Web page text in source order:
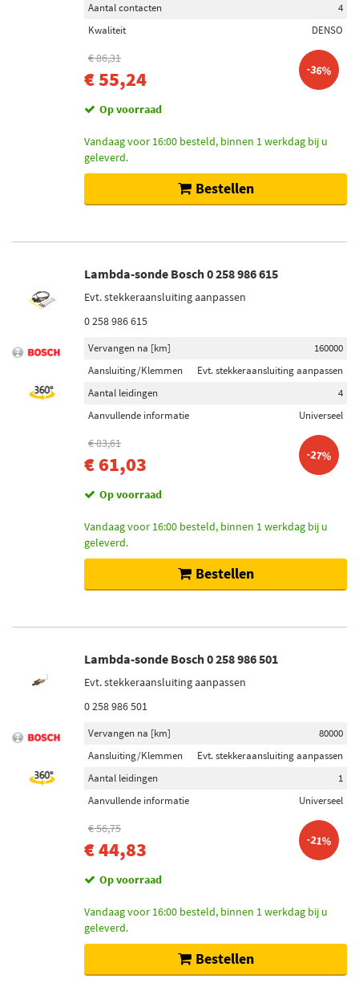
Aantal contacten
4
Kwaliteit
DENSO
€ 86,31
€ 55,24 -36%
Op voorraad
Vandaag voor 16:00 besteld, binnen 1 werkdag bij u
geleverd.
Bestellen
Lambda-sonde Bosch 0 258 986 615
Evt. stekkeraansluiting aanpassen
0 258 986 615
Vervangen na [km]
160000
Aansluiting/Klemmen
Evt. stekkeraansluiting aanpassen
Aantal leidingen
4
Aanvullende informatie
Universeel
€ 83,61
€ 61,03 -27%
Op voorraad
Vandaag voor 16:00 besteld, binnen 1 werkdag bij u
geleverd.
Bestellen
Lambda-sonde Bosch 0 258 986 501
Evt. stekkeraansluiting aanpassen
0 258 986 501
Vervangen na [km]
80000
Aansluiting/Klemmen
Evt. stekkeraansluiting aanpassen
Aantal leidingen
1
Aanvullende informatie
Universeel
€ 56,75
€ 44,83 -21%
Op voorraad
Vandaag voor 16:00 besteld, binnen 1 werkdag bij u
geleverd.
Bestellen